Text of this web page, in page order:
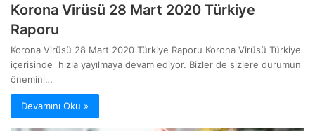
Korona Virüsü 28 Mart 2020 Türkiye
Raporu
Korona Virüsü 28 Mart 2020 Türkiye Raporu Korona Virüsü Türkiye
içerisinde hızla yayılmaya devam ediyor. Bizler de sizlere durumun
önemini…
Devamını Oku »